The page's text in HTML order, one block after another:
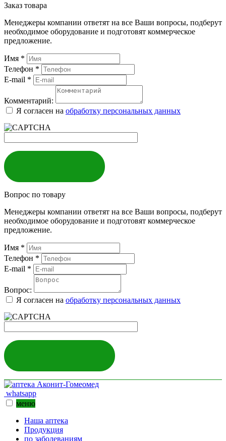
Заказ товара
Менеджеры компании ответят на все Ваши вопросы, подберут
необходимое оборудование и подготовят коммерческое
предложение.
Имя *
Телефон *
E-mail *
Комментарий:
Я согласен на обработку персональных данных
Вопрос по товару
Менеджеры компании ответят на все Ваши вопросы, подберут
необходимое оборудование и подготовят коммерческое
предложение.
Имя *
Телефон *
E-mail *
Вопрос:
Я согласен на обработку персональных данных
whatsapp
меню
Наша аптека
Продукция
по заболеваниям